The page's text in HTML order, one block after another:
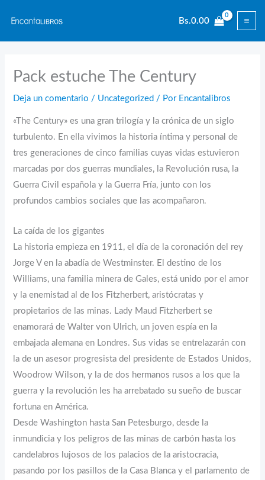
contenido
Bs.0.00
Pack estuche The Century
Deja un comentario / Uncategorized / Por Encantalibros
«The Century» es una gran trilogía y la crónica de un siglo
turbulento. En ella vivimos la historia íntima y personal de
tres generaciones de cinco familias cuyas vidas estuvieron
marcadas por dos guerras mundiales, la Revolución rusa, la
Guerra Civil española y la Guerra Fría, junto con los
profundos cambios sociales que las acompañaron.
La caída de los gigantes
La historia empieza en 1911, el día de la coronación del rey
Jorge V en la abadía de Westminster. El destino de los
Williams, una familia minera de Gales, está unido por el amor
y la enemistad al de los Fitzherbert, aristócratas y
propietarios de las minas. Lady Maud Fitzherbert se
enamorará de Walter von Ulrich, un joven espía en la
embajada alemana en Londres. Sus vidas se entrelazarán con
la de un asesor progresista del presidente de Estados Unidos,
Woodrow Wilson, y la de dos hermanos rusos a los que la
guerra y la revolución les ha arrebatado su sueño de buscar
fortuna en América.
Desde Washington hasta San Petesburgo, desde la
inmundicia y los peligros de las minas de carbón hasta los
candelabros lujosos de los palacios de la aristocracia,
pasando por los pasillos de la Casa Blanca y el parlamento de